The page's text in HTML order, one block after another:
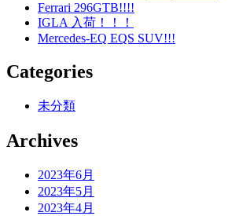
Ferrari 296GTB!!!!
IGLA 入荷！！！
Mercedes-EQ EQS SUV!!!
Categories
未分類
Archives
2023年6月
2023年5月
2023年4月